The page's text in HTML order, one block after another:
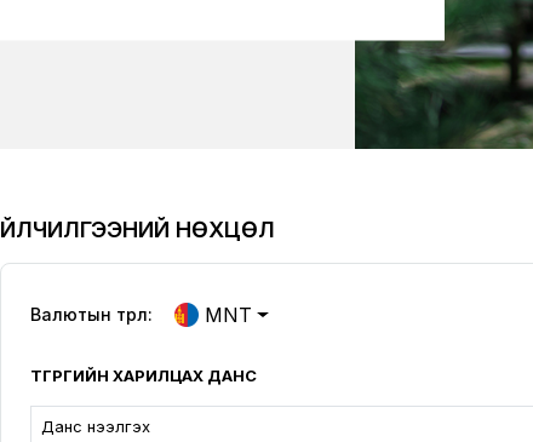
ҮЙЛЧИЛГЭЭНИЙ НӨХЦӨЛ
Валютын төрөл: MNT
ТӨГРӨГИЙН ХАРИЛЦАХ ДАНС
Данс нээлгэх